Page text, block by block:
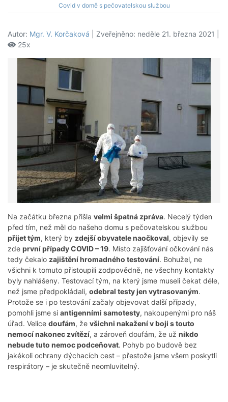
Covid v domě s pečovatelskou službou
Autor: Mgr. V. Korčaková | Zveřejněno: neděle 21. března 2021 |
25x
Na začátku března přišla velmi špatná zpráva. Necelý týden
před tím, než měl do našeho domu s pečovatelskou službou
přijet tým, který by zdejší obyvatele naočkoval, objevily se
zde první případy COVID – 19. Místo zajišťování očkování nás
tedy čekalo zajištění hromadného testování. Bohužel, ne
všichni k tomuto přistoupili zodpovědně, ne všechny kontakty
byly nahlášeny. Testovací tým, na který jsme museli čekat déle,
než jsme předpokládali, odebral testy jen vytrasovaným.
Protože se i po testování začaly objevovat další případy,
pomohli jsme si antigenními samotesty, nakoupenými pro náš
úřad. Velice doufám, že všichni nakažení v boji s touto
nemocí nakonec zvítězí, a zároveň doufám, že už nikdo
nebude tuto nemoc podceňovat. Pohyb po budově bez
jakékoli ochrany dýchacích cest – přestože jsme všem poskytli
respirátory – je skutečně neomluvitelný.